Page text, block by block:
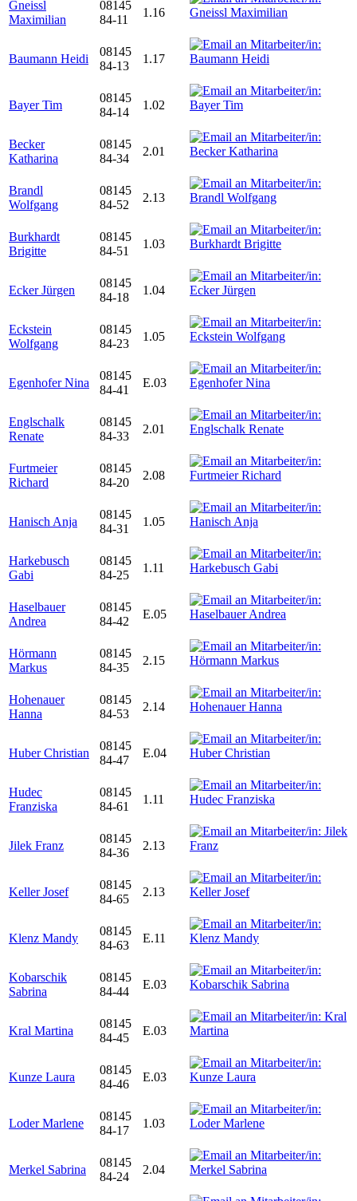
Gneissl
Maximilian
08145
84-11
1.16
Baumann Heidi
08145
84-13
1.17
Bayer Tim
08145
84-14
1.02
Becker
Katharina
08145
84-34
2.01
Brandl
Wolfgang
08145
84-52
2.13
Burkhardt
Brigitte
08145
84-51
1.03
Ecker Jürgen
08145
84-18
1.04
Eckstein
Wolfgang
08145
84-23
1.05
Egenhofer Nina
08145
84-41
E.03
Englschalk
Renate
08145
84-33
2.01
Furtmeier
Richard
08145
84-20
2.08
Hanisch Anja
08145
84-31
1.05
Harkebusch
Gabi
08145
84-25
1.11
Haselbauer
Andrea
08145
84-42
E.05
Hörmann
Markus
08145
84-35
2.15
Hohenauer
Hanna
08145
84-53
2.14
Huber Christian
08145
84-47
E.04
Hudec
Franziska
08145
84-61
1.11
Jilek Franz
08145
84-36
2.13
Keller Josef
08145
84-65
2.13
Klenz Mandy
08145
84-63
E.11
Kobarschik
Sabrina
08145
84-44
E.03
Kral Martina
08145
84-45
E.03
Kunze Laura
08145
84-46
E.03
Loder Marlene
08145
84-17
1.03
Merkel Sabrina
08145
84-24
2.04